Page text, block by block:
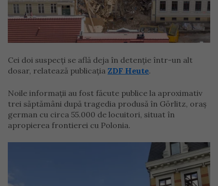
Cei doi suspecți se află deja în detenție într-un alt
dosar, relatează publicația ZDF Heute.
Noile informații au fost făcute publice la aproximativ
trei săptămâni după tragedia produsă în Görlitz, oraș
german cu circa 55.000 de locuitori, situat în
apropierea frontierei cu Polonia.